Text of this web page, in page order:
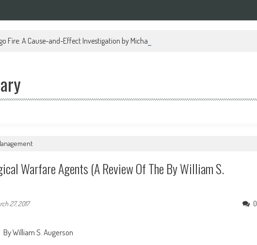
Fire: A Cause-and-Effect Investigation by Michael Regan PDF
Warfare Agents (A Review Of The By William S.
27, 2017 0
By William S. Augerson